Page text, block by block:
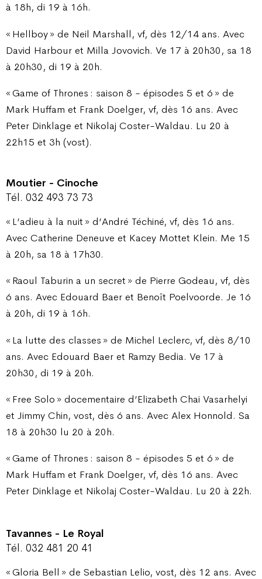
à 18h, di 19 à 16h.
« Hellboy » de Neil Marshall, vf, dès 12/14 ans. Avec
David Harbour et Milla Jovovich. Ve 17 à 20h30, sa 18
à 20h30, di 19 à 20h.
« Game of Thrones : saison 8 - épisodes 5 et 6 » de
Mark Huffam et Frank Doelger, vf, dès 16 ans. Avec
Peter Dinklage et Nikolaj Coster-Waldau. Lu 20 à
22h15 et 3h (vost).
Moutier - Cinoche
Tél. 032 493 73 73
« L’adieu à la nuit » d’André Téchiné, vf, dès 16 ans.
Avec Catherine Deneuve et Kacey Mottet Klein. Me 15
à 20h, sa 18 à 17h30.
« Raoul Taburin a un secret » de Pierre Godeau, vf, dès
6 ans. Avec Edouard Baer et Benoît Poelvoorde. Je 16
à 20h, di 19 à 16h.
« La lutte des classes » de Michel Leclerc, vf, dès 8/10
ans. Avec Edouard Baer et Ramzy Bedia. Ve 17 à
20h30, di 19 à 20h.
« Free Solo » docementaire d’Elizabeth Chai Vasarhelyi
et Jimmy Chin, vost, dès 6 ans. Avec Alex Honnold. Sa
18 à 20h30 lu 20 à 20h.
« Game of Thrones : saison 8 - épisodes 5 et 6 » de
Mark Huffam et Frank Doelger, vf, dès 16 ans. Avec
Peter Dinklage et Nikolaj Coster-Waldau. Lu 20 à 22h.
Tavannes - Le Royal
Tél. 032 481 20 41
« Gloria Bell » de Sebastian Lelio, vost, dès 12 ans. Avec